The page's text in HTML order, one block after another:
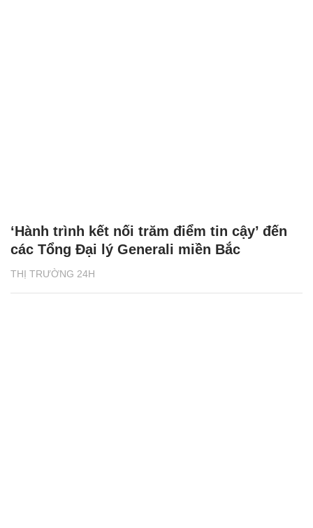
THỊ TRƯỜNG 24H
‘Hành trình kết nối trăm điểm tin cậy’ đến
các Tổng Đại lý Generali miền Bắc